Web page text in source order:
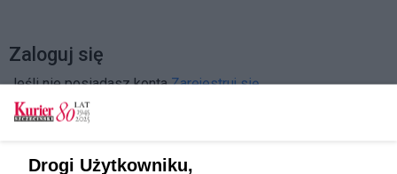
Zaloguj się
Jeśli nie posiadasz kontaZarejestruj się
Drogi Użytkowniku,